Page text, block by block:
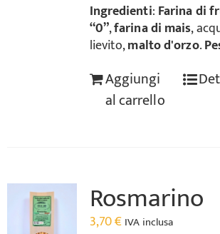
Ingredienti: Farina di
“0”,farina di mais,
lievito,malto d'orzo.
Aggiungi
al carrello
Rosmarino
3,70€ IVA inclusa